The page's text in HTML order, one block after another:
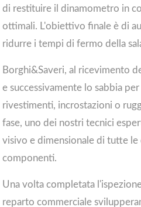
di restituire il dinamometro in
ottimali. L'obiettivo finale è di
ridurre i tempi di fermo della
Borghi&Saveri, al ricevimento
e successivamente lo sabbia
rivestimenti, incrostazioni o
fase, uno dei nostri tecnici
visivo e dimensionale di tutte
componenti.
Una volta completata
reparto commerciale